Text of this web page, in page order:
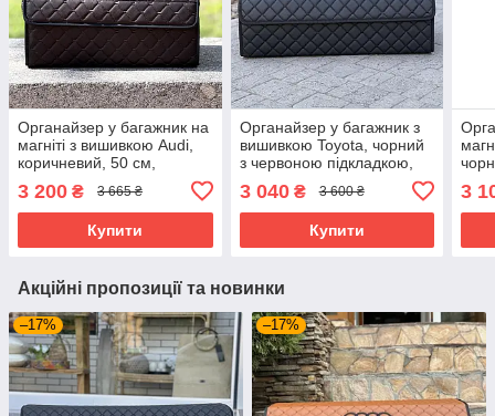
Органайзер у багажник на
магніті з вишивкою Audi,
коричневий, 50 см,
автомобільний органайзер
в авто
3 200 ₴ 3 665 ₴
Купити
Органайзер у багажник з
вишивкою Toyota, чорний
з червоною підкладкою,
органайзер в авто
3 040₴ 3 600 ₴
Купити
в
3
Акційні пропозиції та новинки
–17% –17%